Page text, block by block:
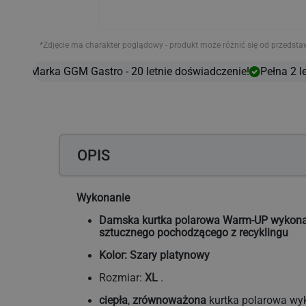
*Zdjęcie ma charakter poglądowy - produkt może różnić się od
Marka GGM Gastro - 20 letnie doświadczenie! Pełna 2
OPIS
Wykonanie
Damska kurtka polarowa Warm-UP
sztucznego pochodzącego z recyklingu
Kolor: Szary platynowy
Rozmiar: XL .
ciepła, zrównoważona kurtka polarowa